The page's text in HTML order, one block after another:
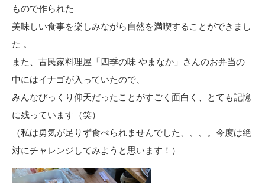
もので作られた
美味しい食事を楽しみながら自然を満喫することができまし
た 。
また、古民家料理屋「四季の味 やまなか」さんのお弁当の
中にはイナゴが入っていたので、
みんなびっくり仰天だったことがすごく面白く、とても記憶
に残っています（笑）
（私は勇気が足りず食べられませんでした、、、。今度は絶
対にチャレンジしてみようと思います！）